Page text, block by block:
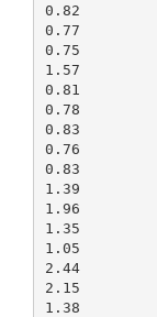
0.82
0.77
0.75
1.57
0.81
0.78
0.83
0.76
0.83
1.39
1.96
1.35
1.05
2.44
2.15
1.38